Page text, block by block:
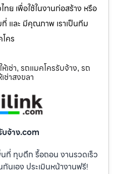
เพื่อใช้ในงานก่อสร้าง หรือ
และ มีคุณภาพ เราเป็นทีม
คร
เช่า, รถแมคโครรับจ้าง, รถ
ช่าสงขลา
บจ้าง.com
ที่ ทุบตึก รื้อถอน งานรวดเร็ว
นเอง ประเมินหน้างานฟรี!